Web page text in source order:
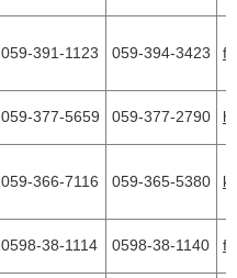
059-391-1123 059-394-3423
059-377-5659 059-377-2790
059-366-7116 059-365-5380
0598-38-1114 0598-38-1140